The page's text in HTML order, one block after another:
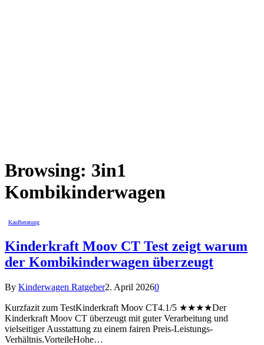
Browsing: 3in1
Kombikinderwagen
Kaufberatung
Kinderkraft Moov CT Test zeigt warum
der Kombikinderwagen überzeugt
By Kinderwagen Ratgeber2. April 20260
Kurzfazit zum TestKinderkraft Moov CT4.1/5 ★★★★Der
Kinderkraft Moov CT überzeugt mit guter Verarbeitung und
vielseitiger Ausstattung zu einem fairen Preis-Leistungs-
Verhältnis.VorteileHohe…